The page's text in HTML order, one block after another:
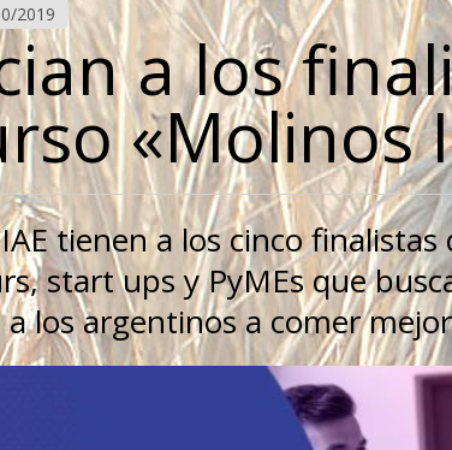
2019
a los
«Molinos
tienen a los cinco
start ups y PyMEs que
los argentinos a comer